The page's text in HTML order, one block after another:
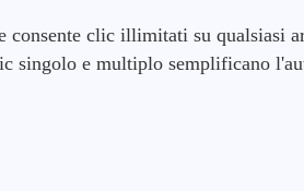
consente clic illimitati su qualsiasi
singolo e multiplo semplificano